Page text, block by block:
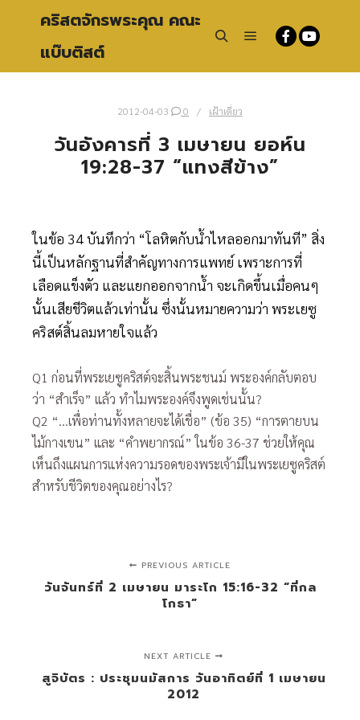
คริสตจักรพระคุณ คณะ
แบ๊บติสต์
2012-04-03 0 เฝ้าเดี่ยว
วันอังคารที่ 3 เมษายน ยอห์น
19:28-37 “แทงสีข้าง”
ในข้อ 34 บันทึกว่า “โลหิตกับน้ำไหลออกมาทันที” สิ่ง
นี้เป็นหลักฐานที่สำคัญทางการแพทย์ เพราะการที่
เลือดแข็งตัว และแยกออกจากน้ำ จะเกิดขึ้นเมื่อคนๆ
นั้นเสียชีวิตแล้วเท่านั้น ซึ่งนั้นหมายความว่า พระเยซู
คริสต์สิ้นลมหายใจแล้ว
Q1 ก่อนที่พระเยซูคริสต์จะสิ้นพระชนม์ พระองค์กลับตอบ
ว่า “สำเร็จ” แล้ว ทำไมพระองค์จึงพูดเช่นนั้น?
Q2 “…เพื่อท่านทั้งหลายจะได้เชื่อ” (ข้อ 35) “การตายบน
ไม้กางเขน” และ “คำพยากรณ์” ในข้อ 36-37 ช่วยให้คุณ
เห็นถึงแผนการแห่งความรอดของพระเจ้ามีในพระเยซูคริสต์
สำหรับชีวิตของคุณอย่างไร?
PREVIOUS ARTICLE
วันจันทร์ที่ 2 เมษายน มาระโก 15:16-32 “ที่กล
โกธา”
NEXT ARTICLE
สูจิบัตร : ประชุมนมัสการ วันอาทิตย์ที่ 1 เมษายน
2012